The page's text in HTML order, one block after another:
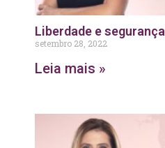
Liberdade e segurança
setembro 28, 2022
Leia mais »